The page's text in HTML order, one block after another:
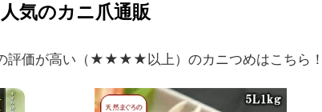
気のカニ爪通販
評価が高い（★★★★以上）のカニつめはこちら！